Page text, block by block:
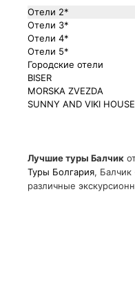
Отели 2*
Отели 3*
Отели 4*
Отели 5*
Городские отели
BISER
MORSKA ZVEZDA
SUNNY AND VIKI HOUSE
Лучшие туры Балчик
Туры Болгария,
различные